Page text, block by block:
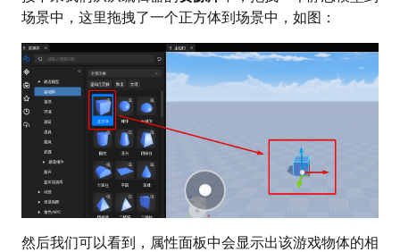
场景中，这里拖拽了一个正方体到场景中，如图：
然后我们可以看到，属性面板中会显示出该游戏物体的相